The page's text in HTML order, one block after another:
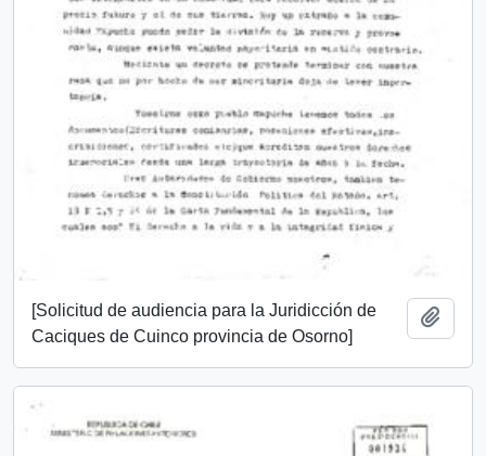
[Solicitud de audiencia para la Juridicción de
Caciques de Cuinco provincia de Osorno]